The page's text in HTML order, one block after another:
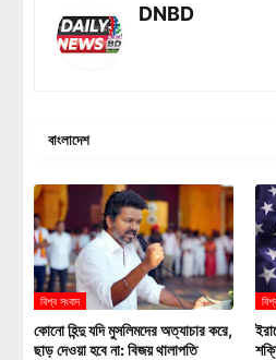
DNBD
বাংলাদেশ
বিশ্ব সংবাদ
কোনো হিন্দু যদি মুসলিমদের অত্যাচার করে,
ছাড় দেওয়া হবে না: বিজয় থালাপতি